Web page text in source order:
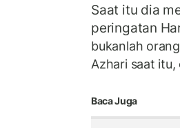
Saat itu dia
peringatan
bukanlah
Azhari saat itu,
Baca Juga